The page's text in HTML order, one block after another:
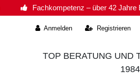
Fachkompetenz – über 42 Jahre
Anmelden Registrieren
TOP BERATUNG UND
1984